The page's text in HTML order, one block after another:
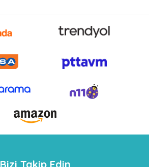
Bizi Takip Edin